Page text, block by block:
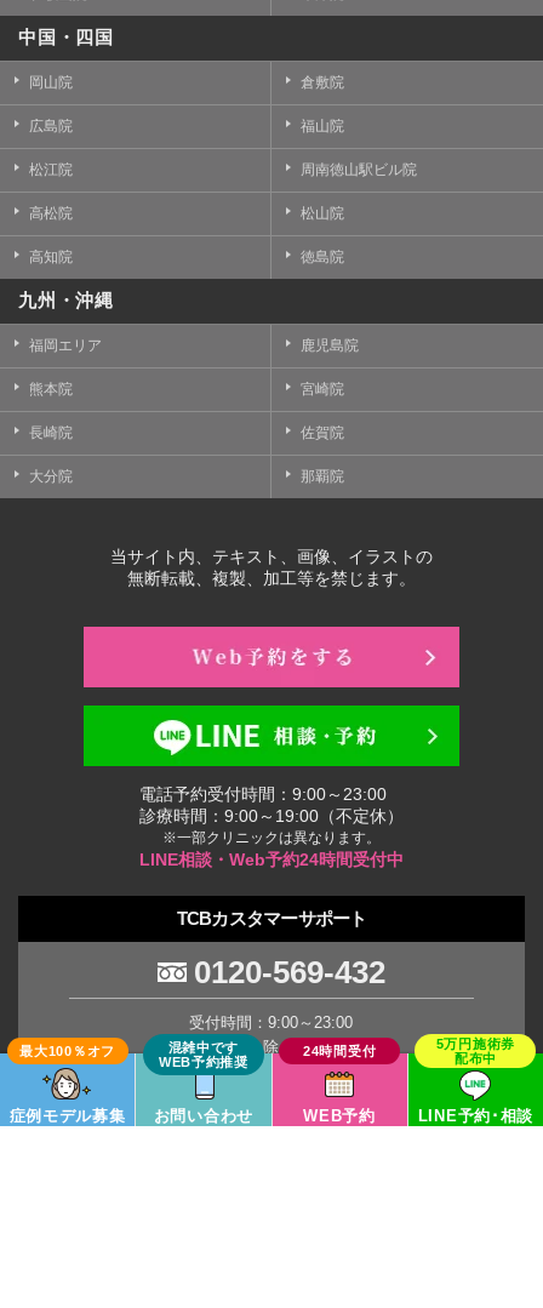
中国・四国
岡山院 倉敷院
広島院 福山院
松江院 周南徳山駅ビル院
高松院 松山院
高知院 徳島院
九州・沖縄
福岡エリア 鹿児島院
熊本院 宮崎院
長崎院 佐賀院
大分院 那覇院
当サイト内、テキスト、画像、イラストの
無断転載、複製、加工等を禁じます。
電話予約受付時間：9:00～23:00
診療時間：9:00～19:00（不定休）
※一部クリニックは異なります。
LINE相談・Web予約24時間受付中
TCBカスタマーサポート
0120-569-432
受付時間：9:00～23:00
(年末年始を除く土日祝日)
※臨時休業の場合がございます。
症例モデル募集 お問い合わせ WEB予約 LINE予約･相談